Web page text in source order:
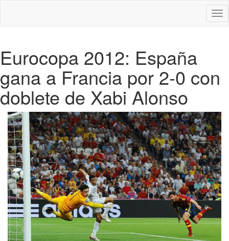
Eurocopa 2012: España
gana a Francia por 2-0 con
doblete de Xabi Alonso